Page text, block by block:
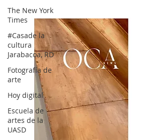
The New York
Times
#Casade la
cultura
Jarabacoa, RD
Fotografía de
arte
Hoy digital
Escuela de
artes de la
UASD